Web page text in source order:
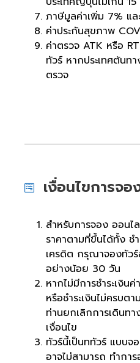
ภาษีมูลค่าเพิ่ม 7% แ
ค่าประกันสุขภาพ
ค่าตรวจ ATK หรือ
ทัวร์ หากประเทศต้นท
ตรวจ
เงื่อนไขการจอ
สำหรับการจอง ออนไ
ราคาตามที่ขึ้นได้ทั้ง ช
เครดิต กรุณาจองทัว
อย่างน้อย 30 วัน
หากไม่มีการชำระเงิน
หรือชำระเงินไม่ครบต
ท่านยกเลิกการเดินท
เงื่อนไข
ทัวร์นี้เป็นททัวร์ แบบจ
อาจไม่สามารถ ทำกา